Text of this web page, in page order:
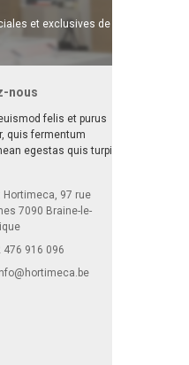
et exclusives de
nous
felis et purus
quis fermentum
egestas quis turpis
Hortimeca, 97 rue
7090 Braine-le-
476 916 096